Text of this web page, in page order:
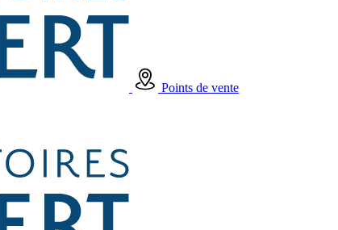
Points de vente